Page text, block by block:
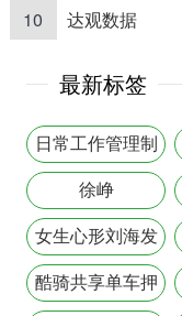
10
达观数据
最新标签
日常工作管理制
度
徐峥
女生心形刘海发
型
酷骑共享单车押